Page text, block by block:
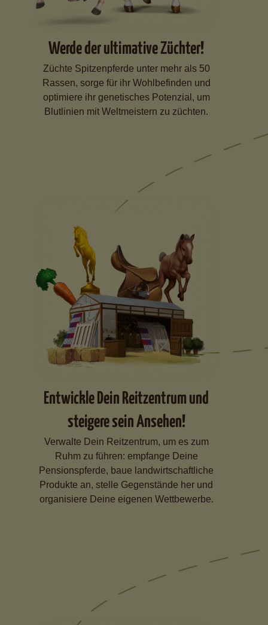
Werde der ultimative Züchter!
Züchte Spitzenpferde unter mehr als 50
Rassen, sorge für ihr Wohlbefinden und
optimiere ihr genetisches Potenzial, um
Blutlinien mit Weltmeistern zu züchten.
Entwickle Dein Reitzentrum und
steigere sein Ansehen!
Verwalte Dein Reitzentrum, um es zum
Ruhm zu führen: empfange Deine
Pensionspferde, baue landwirtschaftliche
Produkte an, stelle Gegenstände her und
organisiere Deine eigenen Wettbewerbe.